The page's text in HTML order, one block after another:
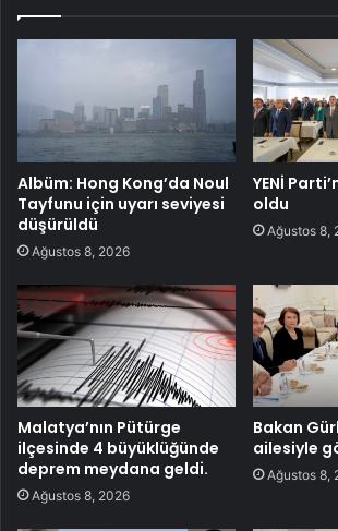
Albüm: Hong Kong’da Noul
Tayfunu için uyarı seviyesi
düşürüldü
Ağustos 8, 2026
YENİ
oldu
Ağustos 8,
Malatya’nın Pütürge
ilçesinde 4 büyüklüğünde
deprem meydana geldi.
Ağustos 8, 2026
Bakan
ailesiyle
Ağustos 8,